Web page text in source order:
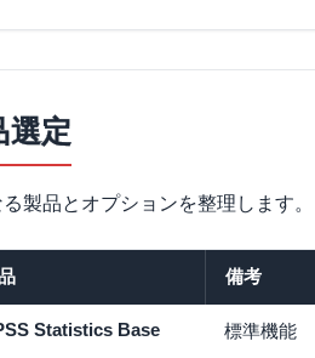
選定
製品とオプションを整理します。
備考
Statistics Base 標準機能